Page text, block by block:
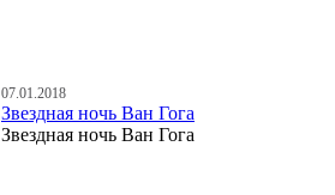
07.01.2018
Звездная ночь Ван Гога
Звездная ночь Ван Гога